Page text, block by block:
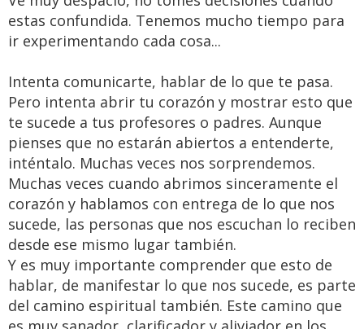
estas confundida. Tenemos mucho tiempo para
ir experimentando cada cosa...
Intenta comunicarte, hablar de lo que te pasa.
Pero intenta abrir tu corazón y mostrar esto que
te sucede a tus profesores o padres. Aunque
pienses que no estarán abiertos a entenderte,
inténtalo. Muchas veces nos sorprendemos.
Muchas veces cuando abrimos sinceramente el
corazón y hablamos con entrega de lo que nos
sucede, las personas que nos escuchan lo reciben
desde ese mismo lugar también.
Y es muy importante comprender que esto de
hablar, de manifestar lo que nos sucede, es parte
del camino espiritual también. Este camino que